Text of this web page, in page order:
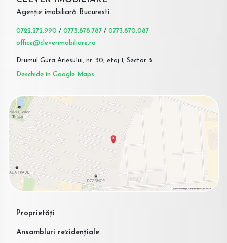
Agenție imobiliară Bucuresti
0722.272.990 / 0773.878.787 / 0773.870.087
office@cleverimobiliare.ro
Drumul Gura Ariesului, nr. 30, etaj 1, Sector 3
Deschide în Google Maps
Proprietăți
Ansambluri rezidențiale